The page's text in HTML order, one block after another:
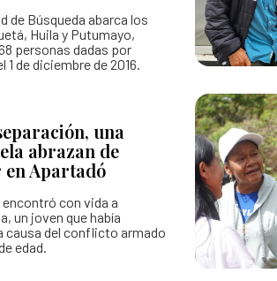
de Búsqueda abarca los
Huila y Putumayo,
personas dadas por
de diciembre de 2016.
una
abrazan de
en Apartadó
encontró con vida a
un joven que había
causa del conflicto armado
edad.